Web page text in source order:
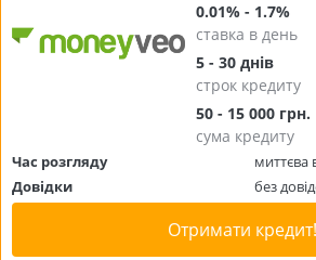
0.01% - 1.7%
ставка в день
5 - 30 днів
строк кредиту
50 - 15 000 грн.
сума кредиту
Час розгляду
миттєва
Довідки
без
Отримати кредит!